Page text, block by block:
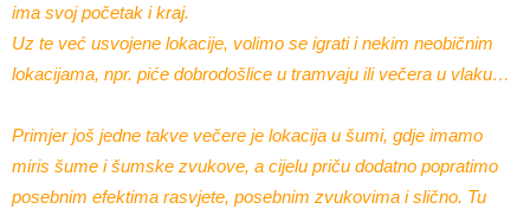
ima svoj početak i kraj.
Uz te već usvojene lokacije, volimo se igrati i nekim neobičnim
lokacijama, npr. piće dobrodošlice u tramvaju ili večera u vlaku…
Primjer još jedne takve večere je lokacija u šumi, gdje imamo
miris šume i šumske zvukove, a cijelu priču dodatno popratimo
posebnim efektima rasvjete, posebnim zvukovima i slično. Tu